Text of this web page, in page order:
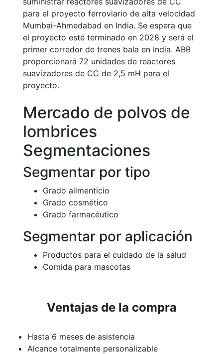
para el proyecto ferroviario de alta velocidad
Mumbai-Ahmedabad en India. Se espera que
el proyecto esté terminado en 2028 y será el
primer corredor de trenes bala en India. ABB
proporcionará 72 unidades de reactores
suavizadores de CC de 2,5 mH para el
proyecto.
Mercado de polvos de
lombrices
Segmentaciones
Segmentar por tipo
Grado alimenticio
Grado cosmético
Grado farmacéutico
Segmentar por aplicación
Productos para el cuidado de la salud
Comida para mascotas
Ventajas de la compra
Hasta 6 meses de asistencia
Alcance totalmente personalizable